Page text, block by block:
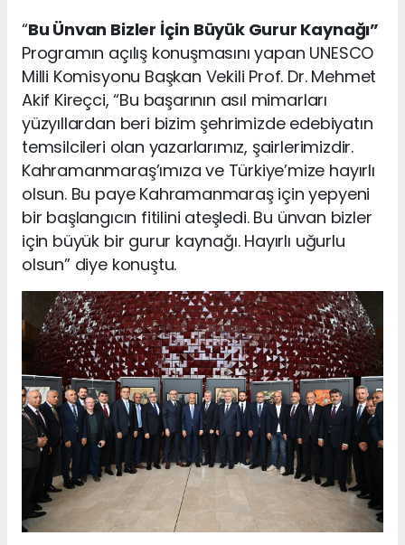
“Bu Ünvan Bizler İçin Büyük Gurur Kaynağı”
Programın açılış konuşmasını yapan UNESCO
Milli Komisyonu Başkan Vekili Prof. Dr. Mehmet
Akif Kireçci, “Bu başarının asıl mimarları
yüzyıllardan beri bizim şehrimizde edebiyatın
temsilcileri olan yazarlarımız, şairlerimizdir.
Kahramanmaraş’ımıza ve Türkiye’mize hayırlı
olsun. Bu paye Kahramanmaraş için yepyeni
bir başlangıcın fitilini ateşledi. Bu ünvan bizler
için büyük bir gurur kaynağı. Hayırlı uğurlu
olsun” diye konuştu.